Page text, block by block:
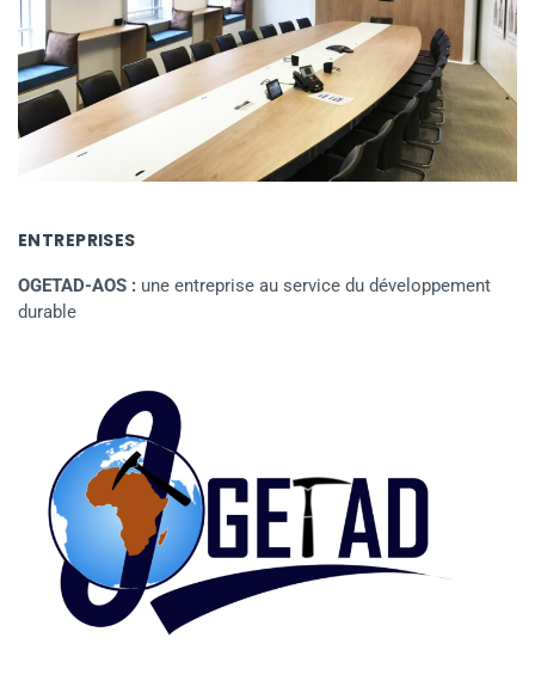
ENTREPRISES
OGETAD-AOS : une entreprise au service du développement
durable